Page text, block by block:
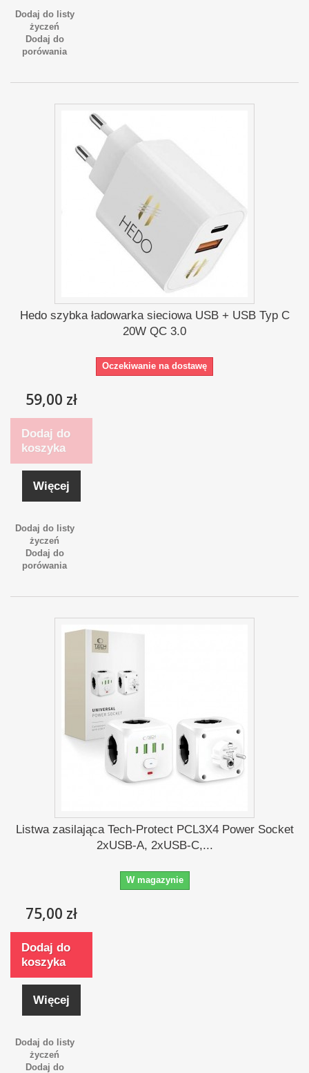
Dodaj do listy
życzeń
Dodaj do
porówania
Hedo szybka ładowarka sieciowa USB + USB Typ C
20W QC 3.0
Oczekiwanie na dostawę
59,00 zł
Dodaj do
koszyka
Więcej
Dodaj do listy
życzeń
Dodaj do
porówania
Listwa zasilająca Tech-Protect PCL3X4 Power Socket
2xUSB-A, 2xUSB-C,...
W magazynie
75,00 zł
Dodaj do
koszyka
Więcej
Dodaj do listy
życzeń
Dodaj do